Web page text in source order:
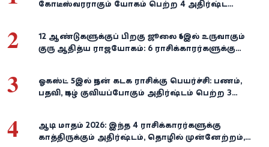
கோடீஸ்வரராகும் யோகம் பெற்ற 4 அதிர்ஷ்ட
2
12 ஆண்டுகளுக்குப் பிறகு ஜூலை 16இல் உருவாகும்
குரு ஆதித்ய ராஜயோகம்: 6 ராசிக்காரர்களுக்கு
3
ஓகஸ்ட் 5இல் புதன் கடக ராசிக்கு பெயர்ச்சி: பணம்,
பதவி, புகழ் குவியப்போகும் அதிர்ஷ்டம் பெற்ற 3
4
ஆடி மாதம் 2026: இந்த 4 ராசிக்காரர்களுக்கு
காத்திருக்கும் அதிர்ஷ்டம், தொழில் முன்னேற்றம்,